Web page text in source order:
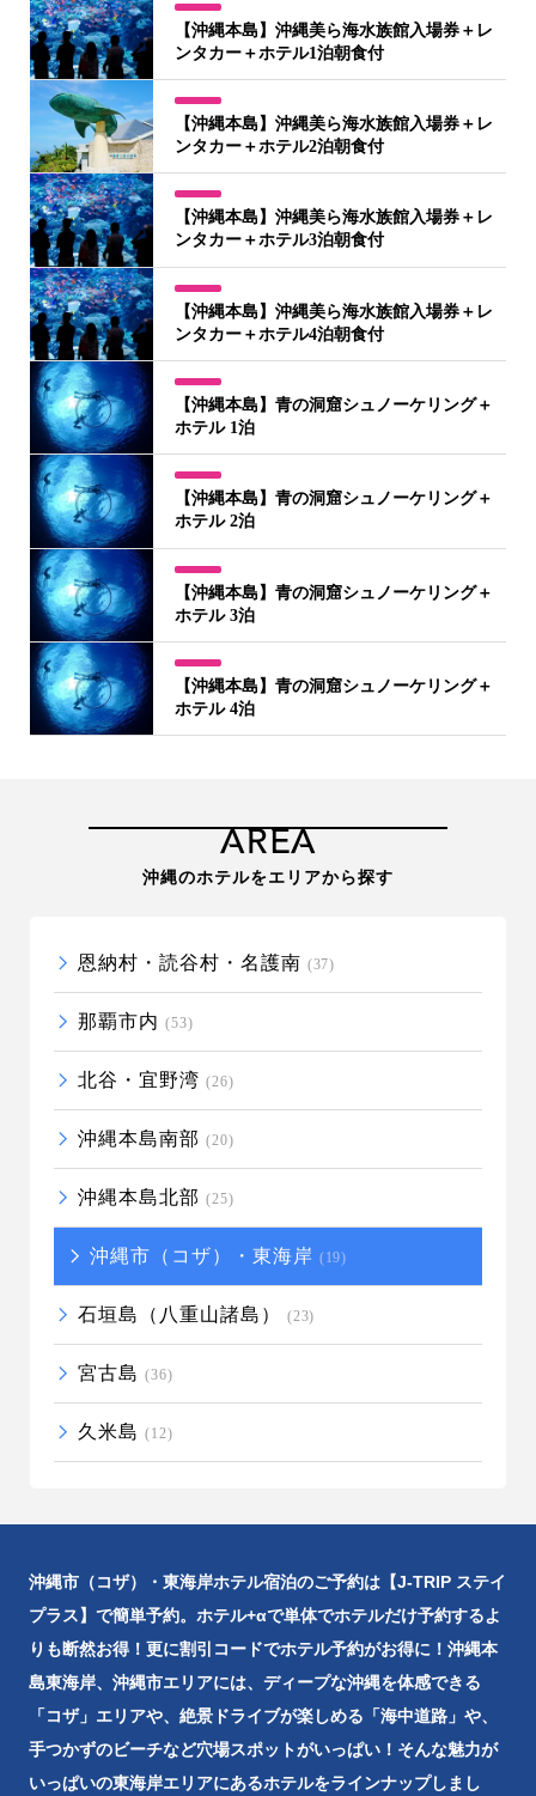
【沖縄本島】沖縄美ら海水族館入場券＋レ
ンタカー＋ホテル1泊朝食付
【沖縄本島】沖縄美ら海水族館入場券＋レ
ンタカー＋ホテル2泊朝食付
【沖縄本島】沖縄美ら海水族館入場券＋レ
ンタカー＋ホテル3泊朝食付
【沖縄本島】沖縄美ら海水族館入場券＋レ
ンタカー＋ホテル4泊朝食付
【沖縄本島】青の洞窟シュノーケリング＋
ホテル 1泊
【沖縄本島】青の洞窟シュノーケリング＋
ホテル 2泊
【沖縄本島】青の洞窟シュノーケリング＋
ホテル 3泊
【沖縄本島】青の洞窟シュノーケリング＋
ホテル 4泊
AREA
沖縄のホテルをエリアから探す
恩納村・読谷村・名護南 (37)
那覇市内 (53)
北谷・宜野湾 (26)
沖縄本島南部 (20)
沖縄本島北部 (25)
沖縄市（コザ）・東海岸 (19)
石垣島（八重山諸島） (23)
宮古島 (36)
久米島 (12)
沖縄市（コザ）・東海岸ホテル宿泊のご予約は【J-TRIP ステイ
プラス】で簡単予約。ホテル+αで単体でホテルだけ予約するよ
りも断然お得！更に割引コードでホテル予約がお得に！沖縄本
島東海岸、沖縄市エリアには、ディープな沖縄を体感できる
「コザ」エリアや、絶景ドライブが楽しめる「海中道路」や、
手つかずのビーチなど穴場スポットがいっぱい！そんな魅力が
いっぱいの東海岸エリアにあるホテルをラインナップしまし